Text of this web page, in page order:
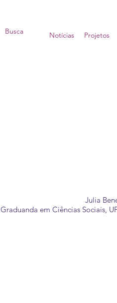
Home Notícias Projetos
Julia
Graduanda em Ciências Sociais,